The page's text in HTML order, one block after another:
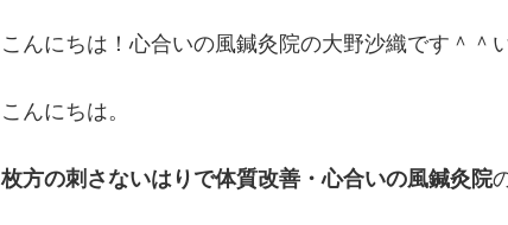
こんにちは！心合いの風鍼灸院の大野沙織です＾＾
こんにちは。
枚方の刺さないはりで体質改善・心合いの風鍼灸院